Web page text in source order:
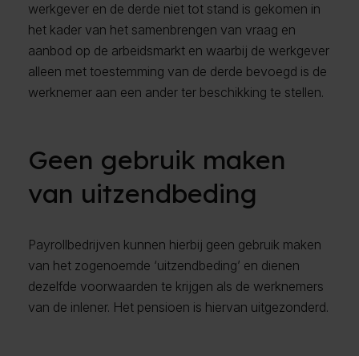
werkgever en de derde niet tot stand is gekomen in
het kader van het samenbrengen van vraag en
aanbod op de arbeidsmarkt en waarbij de werkgever
alleen met toestemming van de derde bevoegd is de
werknemer aan een ander ter beschikking te stellen.
Geen gebruik maken
van uitzendbeding
Payrollbedrijven kunnen hierbij geen gebruik maken
van het zogenoemde ‘uitzendbeding’ en dienen
dezelfde voorwaarden te krijgen als de werknemers
van de inlener. Het pensioen is hiervan uitgezonderd.